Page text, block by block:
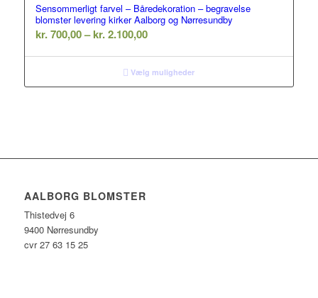
Sensommerligt farvel – Båredekoration – begravelse
blomster levering kirker Aalborg og Nørresundby
kr.700,00– kr.2.100,00Prisinterval:
til
kr. 2.100,00
Vælg muligheder
AALBORG BLOMSTER
Thistedvej 6
9400 Nørresundby
cvr 27 63 15 25